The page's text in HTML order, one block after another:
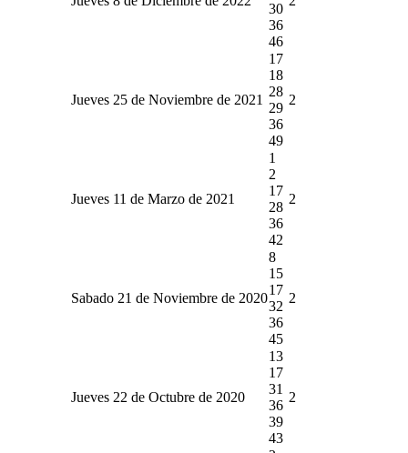
30
36
46
Jueves 25 de Noviembre de 2021
17
18
28
29
36
49
2
Jueves 11 de Marzo de 2021
1
2
17
28
36
42
2
Sabado 21 de Noviembre de 2020
8
15
17
32
36
45
2
Jueves 22 de Octubre de 2020
13
17
31
36
39
43
2